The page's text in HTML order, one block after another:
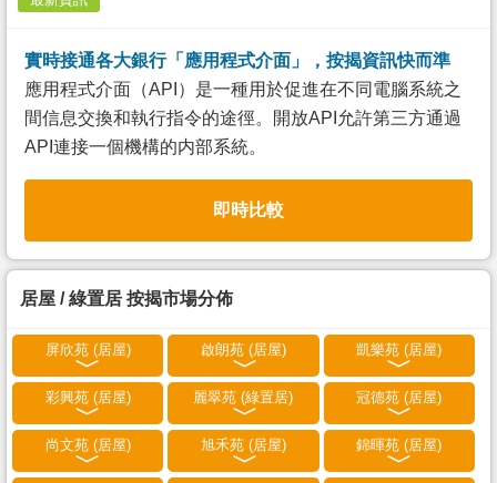
實時接通各大銀行「應用程式介面」，按揭資訊快而準
應用程式介面（API）是一種用於促進在不同電腦系統之
間信息交換和執行指令的途徑。開放API允許第三方通過
API連接一個機構的内部系統。
即時比較
居屋 / 綠置居 按揭市場分佈
屏欣苑 (居屋) 啟朗苑 (居屋) 凱樂苑 (居屋)
彩興苑 (居屋) 麗翠苑 (綠置居) 冠德苑 (居屋)
尚文苑 (居屋) 旭禾苑 (居屋) 錦暉苑 (居屋)